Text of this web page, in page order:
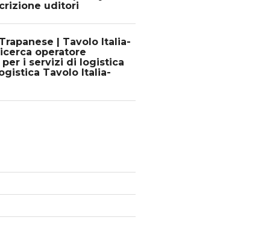
uditori
| Tavolo Italia-
operatore
i servizi di logistica
Tavolo Italia-